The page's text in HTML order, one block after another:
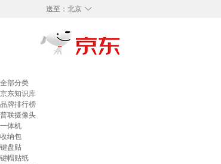
◇
送至： 北京
全部分类
京东知识库
品牌排行榜
普联摄像头
一体机
收纳包
键盘贴
键帽贴纸